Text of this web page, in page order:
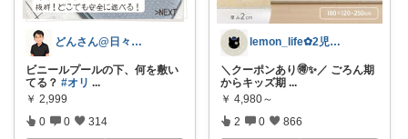
どんさん@日々の生活に彩りを
ビニールプールの下、何を敷い
てる？ #オリ ...
￥ 2,999
0 0 314
lemon_life✿2児ママ
＼クーポンあり🉐✨／ ごろん期
からキッズ期 ...
￥ 4,980～
2 0 866